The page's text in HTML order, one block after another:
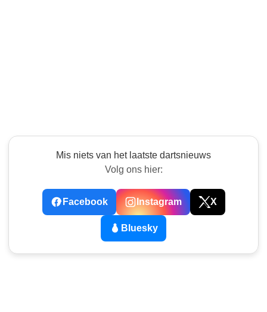
Mis niets van het laatste dartsnieuws
Volg ons hier:
Facebook Instagram X
Bluesky